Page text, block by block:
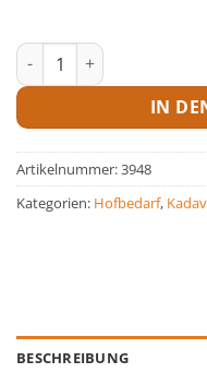
Kadaverkarre Edelstahl
IN
Artikelnummer:3948
Kategorien: Hofbedarf,
BESCHREIBUNG